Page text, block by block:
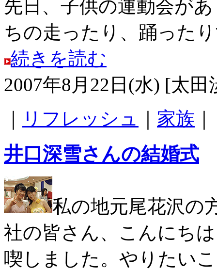
先日、子供の運動会が
ちの走ったり、踊った
続きを読む
2007年8月22日(水) [太田
リフレッシュ 家族
井口深雪さんの結婚式
私の地元尾花沢の
社の皆さん、こんにち
喫しました。やりたい